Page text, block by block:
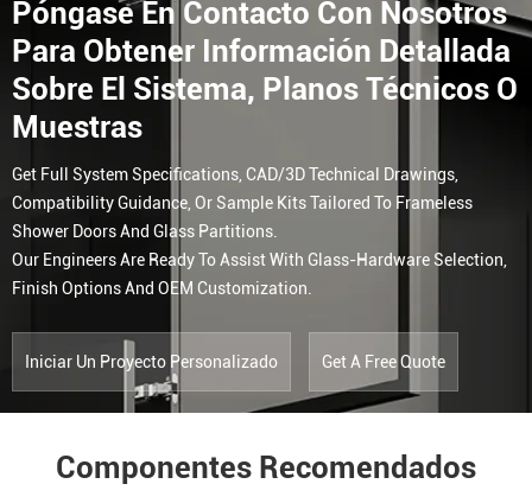
Póngase En Contacto Con Nosotros
Para Obtener Información Detallada
Sobre El Sistema, Planos Técnicos O
Muestras
Get Full System Specifications, CAD/3D Technical Drawings,
Compatibility Guidance, Or Sample Kits Tailored To Frameless
Shower Doors And Glass Partitions.
Our Engineers Are Ready To Assist With Glass-Hardware Selection,
Finish Options And OEM Customization.
Iniciar Un Proyecto Personalizado Get A Free Quote
Componentes Recomendados